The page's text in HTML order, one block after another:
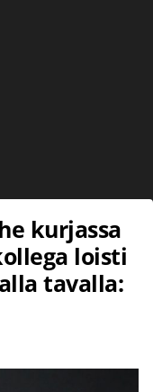
kurjassa
loisti
tavalla: